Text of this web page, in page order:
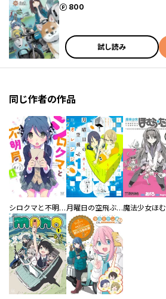
800
ポイント
試し読み
同じ作者の作品
シロクマと不明局 月曜日の空飛ぶオレンジ。